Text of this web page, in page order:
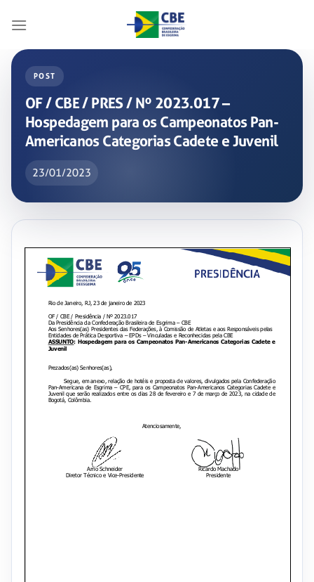
POST
OF / CBE / PRES / Nº 2023.017 –
Hospedagem para os Campeonatos Pan-
Americanos Categorias Cadete e Juvenil
23/01/2023